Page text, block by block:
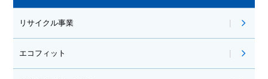
リサイクル事業
エコフィット